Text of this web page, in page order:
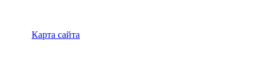
Карта сайта